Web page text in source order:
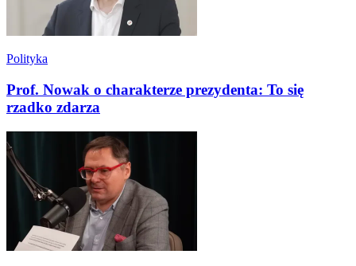
Polityka
Prof. Nowak o charakterze prezydenta: To się
rzadko zdarza